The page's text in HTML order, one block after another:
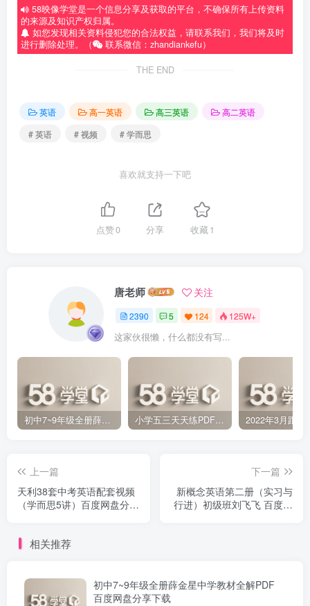
58映像学堂是一个信息分享及获取的平台，不确保所有上传资料
的来源及知识产权归属。
如您发现相关资料侵犯您的合法权益，请联系我们，我们将及时
进行删除处理。（
联系微信：zhandiankefu）
THE END
英语 高一英语 高三英语
高二英语
# 英语
# 视频 # 学而思
喜欢就支持一下吧
点赞0 分享 收藏1
唐老师 关注
2390 5 124 125W+
这家伙很懒，什么都没有写...
初中7~9年级全册薛金星中学教材全解PDF 百度网盘分享下载 小学五三天天练PDF（压缩打包）百度网盘分享下载
上一篇
天利38套中考英语配套视频
（学而思5讲）百度网盘分享
下一篇
新概念英语第二册（实习与
行进）初级班刘飞飞 百度网
相关推荐
初中7~9年级全册薛金星中学教材全解PDF
百度网盘分享下载